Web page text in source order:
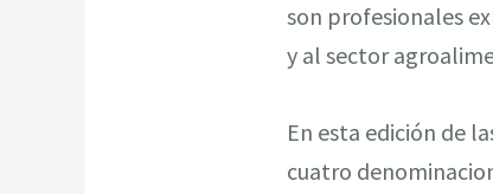
son profesionales
y al sector
En esta edición de
cuatro